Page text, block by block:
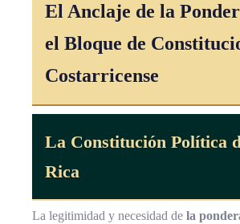
El Anclaje de la
el Bloque de
Costarricense
La Constitución Política
Rica
La legitimidad y necesidad de la